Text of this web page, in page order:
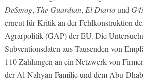
DeSmog, The Guardian, El Diariound
erneut für Kritik an der Fehlkonstruktion
Agrarpolitik (GAP) der EU. Die
Subventionsdaten aus Tausenden von
110 Zahlungen an ein Netzwerk von
der Al-Nahyan-Familie und dem Abu-